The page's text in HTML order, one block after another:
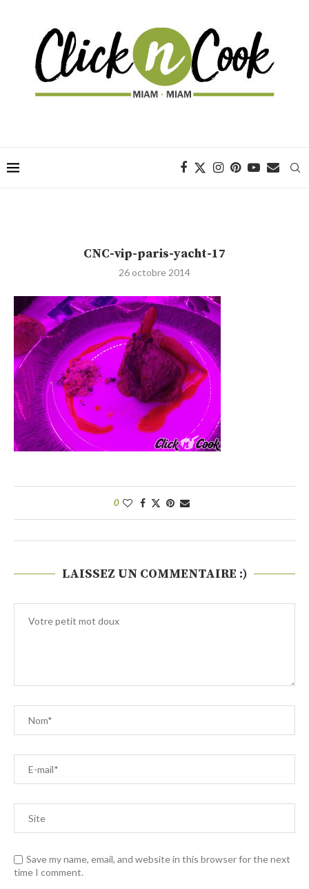
CNC-vip-paris-yacht-17
26 octobre 2014
0
LAISSEZ UN COMMENTAIRE :)
Save my name, email, and website in this browser for the next
time I comment.